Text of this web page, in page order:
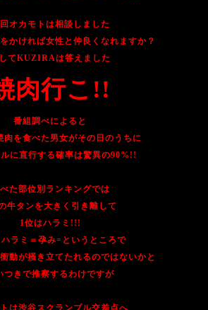
オカモトは相談しました
かければ女性と仲良くなれますか？
てKUZIRAは答えました
肉行こ!!
番組調べによると
肉を食べた男女がその日のうちに
に直行する確率は驚異の90%!!
た部位別ランキングでは
牛タンを大きく引き離して
1位はハラミ!!!
ラミ＝孕み=というところで
動が掻き立てたれるのではないかと
つきで推察するわけですが